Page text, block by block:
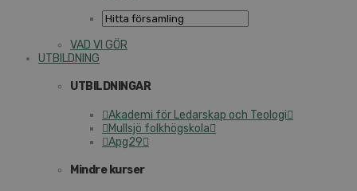
VAD VI GÖR
UTBILDNING
UTBILDNINGAR
Akademi för Ledarskap och Teologi
Mullsjö folkhögskola
Apg29
Mindre kurser